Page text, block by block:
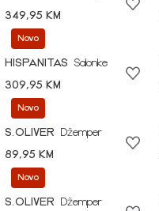
349,95 KM
Novo
HISPANITAS
Salonke
309,95 KM
Novo
S.OLIVER
Džemper
89,95 KM
Novo
S.OLIVER
Džemper